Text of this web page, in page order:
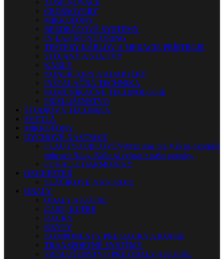
ZOSILŇOVAČE
CROSSOVERY
MIKROFÓNY
BEZDRÔTOVÉ SYSTÉMY
IN-EAR MONITORING
TESTERY KÁBLOV A MERACIE PRÍSTROJE
STOJANY A STATÍVY
KÁBLE
KONEKTORY A ADAPTÉRY
INŠTALAČNÁ TECHNIKA
KOMUNIKAČNÉ TECHNOLÓGIE
PRÍSLUŠENSTVO
ŠTÚDIOVÁ TECHNIKA
SVETLÁ
MIKROFÓNY
DYCHOVÉ NÁSTROJE
FLAUTY-ZOBCOVÉVybrali sme pre Vás tie najlepšie
zobcové flauty. Ráčte si vybrať z našej ponuky.
FÚKACIE HARMONIKY
ORCHESTER
SLÁČIKOVÉ NÁSTROJE
OBALY
OBALY A KUFRE
CASE, KUFRE
RACKY
KRYTY
KOMPONENTY PRE RACKY A KUFRE
TRANSPORTNÉ SYSTÉMY
PRÍSLUŠENSTVO PRE OBALY A KUFRE